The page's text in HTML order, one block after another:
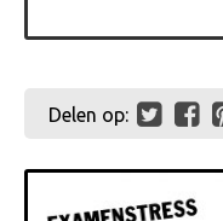
Delen op: